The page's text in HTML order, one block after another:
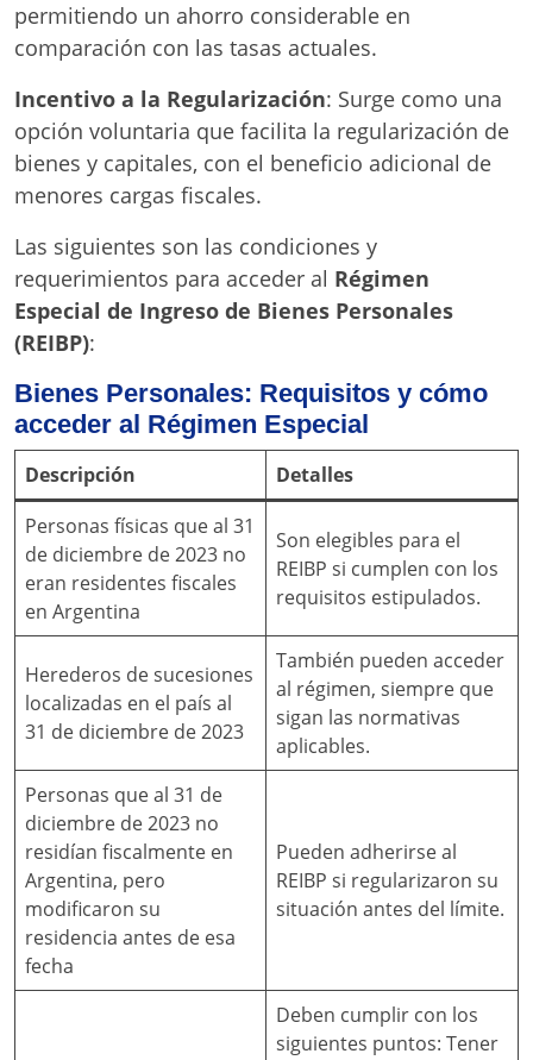
permitiendo un ahorro considerable en
comparación con las tasas actuales.
Incentivo a la Regularización: Surge como una
opción voluntaria que facilita la regularización de
bienes y capitales, con el beneficio adicional de
menores cargas fiscales.
Las siguientes son las condiciones y
requerimientos para acceder al Régimen
Especial de Ingreso de Bienes Personales
(REIBP):
Bienes Personales: Requisitos y cómo
acceder al Régimen Especial
Descripción
Detalles
Personas físicas que al 31
de diciembre de 2023 no
eran residentes fiscales
en Argentina
Son elegibles para el
REIBP si cumplen con los
requisitos estipulados.
Herederos de sucesiones
localizadas en el país al
31 de diciembre de 2023
También pueden acceder
al régimen, siempre que
sigan las normativas
aplicables.
Personas que al 31 de
diciembre de 2023 no
residían fiscalmente en
Argentina, pero
modificaron su
residencia antes de esa
fecha
Pueden adherirse al
REIBP si regularizaron su
situación antes del límite.
Deben cumplir con los
siguientes puntos: Tener